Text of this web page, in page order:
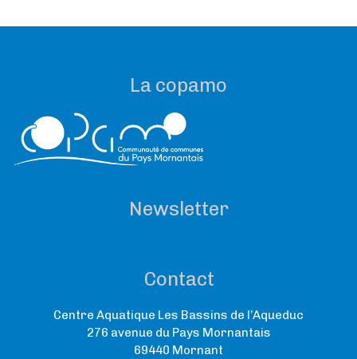
La copamo
Newsletter
Contact
Centre Aquatique Les Bassins de l’Aqueduc
276 avenue du Pays Mornantais
69440 Mornant